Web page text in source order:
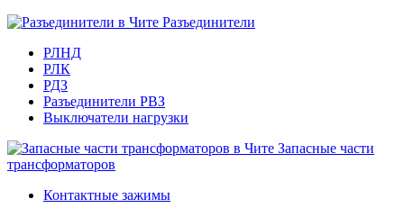
Разъединители
РЛНД
РЛК
РДЗ
Разъединители РВЗ
Выключатели нагрузки
Запасные части
трансформаторов
Контактные зажимы